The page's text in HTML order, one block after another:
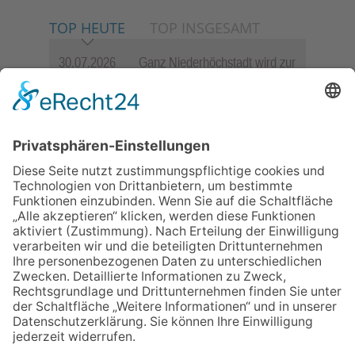
TOP HEUTE TOP INSGESAMT
30.07.2026
Ganz Niederhöchstadt wird zur
23.07.2026
Zwischen Fachwerk, Wein und
lädt wieder zum Weinfest ein
präsentiert sein neues
Programm „Changes“
06.08.2026
„die 80er live“ – Die große
Stadiontour kommt nach
Frankfurt
06.08.2026
Hisamoto und Tölke begeistern
mit Werken von Walter
Wachsmuth